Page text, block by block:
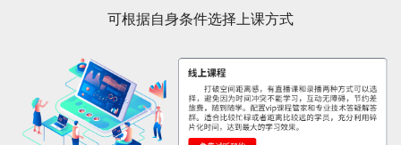
可根据自身条件选择上课方式